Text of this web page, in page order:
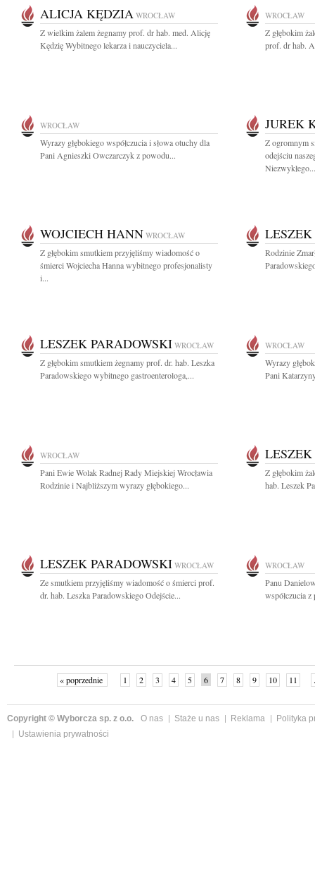
ALICJA KĘDZIA WROCŁAW
Z wielkim żalem żegnamy prof. dr hab. med. Alicję
Kędzię Wybitnego lekarza i nauczyciela...
WROCŁAW
Z głębokim
prof. dr hab.
WROCŁAW
Wyrazy głębokiego współczucia i słowa otuchy dla
Pani Agnieszki Owczarczyk z powodu...
JUREK
Z ogromnym
odejściu
Niezwykłego...
WOJCIECH HANN WROCŁAW
Z głębokim smutkiem przyjęliśmy wiadomość o
śmierci Wojciecha Hanna wybitnego profesjonalisty
i...
Rodzinie
LESZEK PARADOWSKI WROCŁAW
Z głębokim smutkiem żegnamy prof. dr. hab. Leszka
Paradowskiego wybitnego gastroenterologa,...
WROCŁAW
Wyrazy
Pani
WROCŁAW
Pani Ewie Wolak Radnej Rady Miejskiej Wrocławia
Rodzinie i Najbliższym wyrazy głębokiego...
Z głębokim
hab. Leszek
LESZEK PARADOWSKI WROCŁAW
Ze smutkiem przyjęliśmy wiadomość o śmierci prof.
dr. hab. Leszka Paradowskiego Odejście...
WROCŁAW
Panu
współczucia
« poprzednie 1 2 3 4 5 6 7 8 9 10 11
Copyright © Wyborcza sp. z o.o. O nas Staże u nas Reklama
Polityka
Ustawienia prywatności